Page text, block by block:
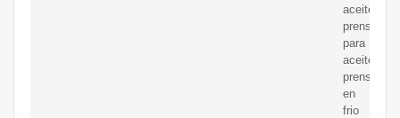
aceite
prensa
para
aceite
prensa
en
frio